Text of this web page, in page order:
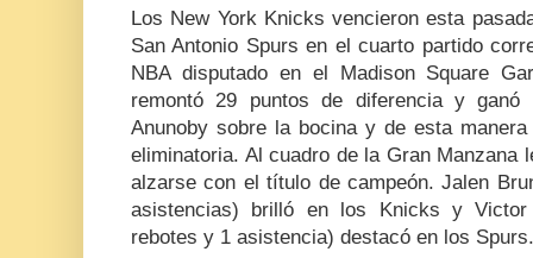
Los New York Knicks vencieron esta
San Antonio Spurs en el cuarto partido
NBA disputado en el Madison Square
remontó 29 puntos de diferencia y
Anunoby sobre la bocina y de esta
eliminatoria. Al cuadro de la Gran Manzana
alzarse con el título de campeón. Jalen
asistencias) brilló en los Knicks y Victor
rebotes y 1 asistencia) destacó en los Spurs.